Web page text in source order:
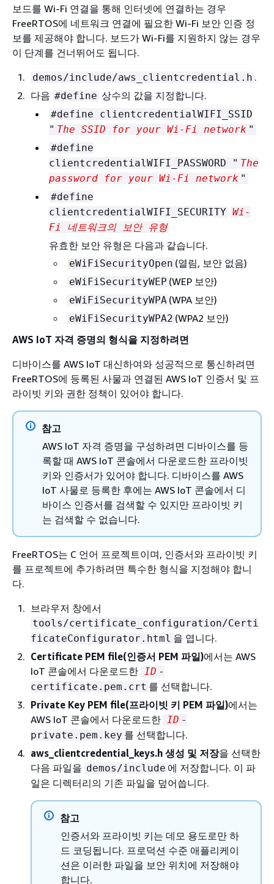
보드를 Wi-Fi 연결을 통해 인터넷에 연결하는 경우
FreeRTOS에 네트워크 연결에 필요한 Wi-Fi 보안 인증 정
보를 제공해야 합니다. 보드가 Wi-Fi를 지원하지 않는 경우
이 단계를 건너뛰어도 됩니다.
demos/include/aws_clientcredential.h .
다음 #define 상수의 값을 지정합니다.
#define clientcredentialWIFI_SSID
" The SSID for your Wi-Fi network "
#define
clientcredentialWIFI_PASSWORD " The
password for your Wi-Fi network "
#define
clientcredentialWIFI_SECURITY Wi-
Fi 네트워크의 보안 유형
유효한 보안 유형은 다음과 같습니다.
eWiFiSecurityOpen (열림, 보안 없음)
eWiFiSecurityWEP (WEP 보안)
eWiFiSecurityWPA (WPA 보안)
eWiFiSecurityWPA2 (WPA2 보안)
AWS IoT 자격 증명의 형식을 지정하려면
디바이스를 AWS IoT 대신하여와 성공적으로 통신하려면
FreeRTOS에 등록된 사물과 연결된 AWS IoT 인증서 및 프
라이빗 키와 권한 정책이 있어야 합니다.
참고
AWS IoT 자격 증명을 구성하려면 디바이스를 등
록할 때 AWS IoT 콘솔에서 다운로드한 프라이빗
키와 인증서가 있어야 합니다. 디바이스를 AWS
IoT 사물로 등록한 후에는 AWS IoT 콘솔에서 디
바이스 인증서를 검색할 수 있지만 프라이빗 키
는 검색할 수 없습니다.
FreeRTOS는 C 언어 프로젝트이며, 인증서와 프라이빗 키
를 프로젝트에 추가하려면 특수한 형식을 지정해야 합니
다.
브라우저 창에서
tools/certificate_configuration/Certi
ficateConfigurator.html 을 엽니다.
Certificate PEM file(인증서 PEM 파일)에서는 AWS
IoT 콘솔에서 다운로드한 ID -
certificate.pem.crt 를 선택합니다.
Private Key PEM file(프라이빗 키 PEM 파일)에서는
AWS IoT 콘솔에서 다운로드한 ID -
private.pem.key 를 선택합니다.
aws_clientcredential_keys.h 생성 및 저장을 선택한
다음 파일을 demos/include 에 저장합니다. 이 파
일은 디렉터리의 기존 파일을 덮어씁니다.
참고
인증서와 프라이빗 키는 데모 용도로만 하
드 코딩됩니다. 프로덕션 수준 애플리케이
션은 이러한 파일을 보안 위치에 저장해야
합니다.